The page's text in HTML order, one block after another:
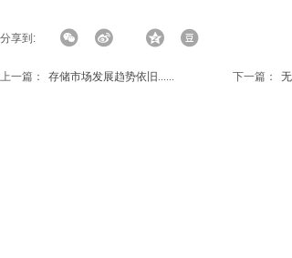
分享到:
上一篇： 存储市场发展趋势依旧...... 下一篇： 无